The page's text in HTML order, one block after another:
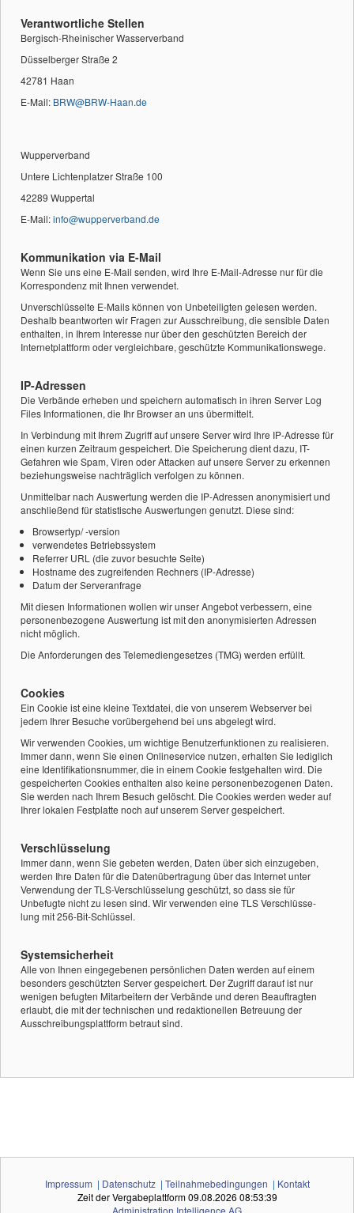
Verantwortliche Stellen
Bergisch-Rheinischer Wasserverband
Düsselberger Straße 2
42781 Haan
E-Mail: BRW@BRW-Haan.de
Wupperverband
Untere Lichtenplatzer Straße 100
42289 Wuppertal
E-Mail:info@wupperverband.de
Kommunikation via E-Mail
Wenn Sie uns eine E-Mail senden, wird Ihre E-Mail-Adresse nur für die
Korrespondenz mit Ihnen verwendet.
Unverschlüsselte E-Mails können von Unbeteiligten gelesen werden.
Deshalb beantworten wir Fragen zur Ausschreibung, die sensible Daten
enthalten, in Ihrem Interesse nur über den geschützten Bereich der
Internetplattform oder vergleichbare, geschützte Kommunikationswege.
IP-Adressen
Die Verbände erheben und speichern automatisch in ihren Server Log
Files Informationen, die Ihr Browser an uns übermittelt.
In Verbindung mit Ihrem Zugriff auf unsere Server wird Ihre IP-Adresse für
einen kurzen Zeitraum gespeichert. Die Speicherung dient dazu, IT-
Gefahren wie Spam, Viren oder Attacken auf unsere Server zu erkennen
beziehungsweise nachträglich verfolgen zu können.
Unmittelbar nach Auswertung werden die IP-Adressen anonymisiert und
anschließend für statistische Auswertungen genutzt. Diese sind:
Browsertyp/ -version
verwendetes Betriebssystem
Referrer URL (die zuvor besuchte Seite)
Hostname des zugreifenden Rechners (IP-Adresse)
Datum der Serveranfrage
Mit diesen Informationen wollen wir unser Angebot verbessern, eine
personenbezogene Auswertung ist mit den anonymisierten Adressen
nicht möglich.
Die Anforderungen des Telemediengesetzes (TMG) werden erfüllt.
Cookies
Ein Cookie ist eine kleine Textdatei, die von unserem Webserver bei
jedem Ihrer Besuche vorübergehend bei uns abgelegt wird.
Wir verwenden Cookies, um wichtige Benutzerfunktionen zu realisieren.
Immer dann, wenn Sie einen Onlineservice nutzen, erhalten Sie lediglich
eine Identifikationsnummer, die in einem Cookie festgehalten wird. Die
gespeicherten Cookies enthalten also keine personenbezogenen Daten.
Sie werden nach Ihrem Besuch gelöscht. Die Cookies werden weder auf
Ihrer lokalen Festplatte noch auf unserem Server gespeichert.
Verschlüsselung
Immer dann, wenn Sie gebeten werden, Daten über sich einzugeben,
werden Ihre Daten für die Datenübertragung über das Internet unter
Verwendung der TLS-Verschlüsselung geschützt, so dass sie für
Unbefugte nicht zu lesen sind. Wir verwenden eine TLS Verschlüsse-
lung mit 256-Bit-Schlüssel.
Systemsicherheit
Alle von Ihnen eingegebenen persönlichen Daten werden auf einem
besonders geschützten Server gespeichert. Der Zugriff darauf ist nur
wenigen befugten Mitarbeitern der Verbände und deren Beauftragten
erlaubt, die mit der technischen und redaktionellen Betreuung der
Ausschreibungsplattform betraut sind.
Impressum | Datenschutz| Teilnahmebedingungen | Kontakt
Zeit der Vergabeplattform 09.08.2026 08:53:39
Administration Intelligence AG